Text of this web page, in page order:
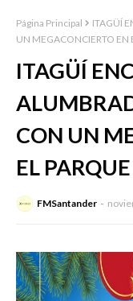
Página Principal
ITAGÜÍ
UN MEGACONCIERTO EN
ITAGÜÍ
CON UN
EL
FMSantander